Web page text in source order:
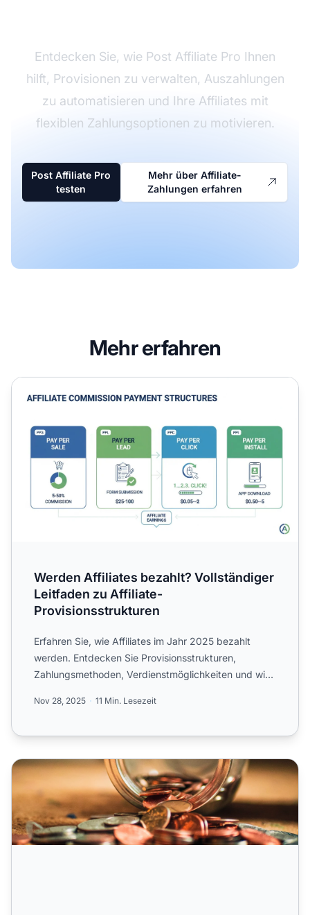
Entdecken Sie, wie Post Affiliate Pro Ihnen
hilft, Provisionen zu verwalten, Auszahlungen
zu automatisieren und Ihre Affiliates mit
flexiblen Zahlungsoptionen zu motivieren.
Post Affiliate Pro
testen
Mehr über Affiliate-
Zahlungen erfahren
Mehr erfahren
Werden Affiliates bezahlt? Vollständiger Leitfaden zu
Werden Affiliates bezahlt? Vollständiger
Leitfaden zu Affiliate-
Provisionsstrukturen
Erfahren Sie, wie Affiliates im Jahr 2025 bezahlt
werden. Entdecken Sie Provisionsstrukturen,
Zahlungsmethoden, Verdienstmöglichkeiten und wie
Nov 28, 2025 11 Min. Lesezeit
Wie viel sollten Sie Ihren Affiliates zahlen?